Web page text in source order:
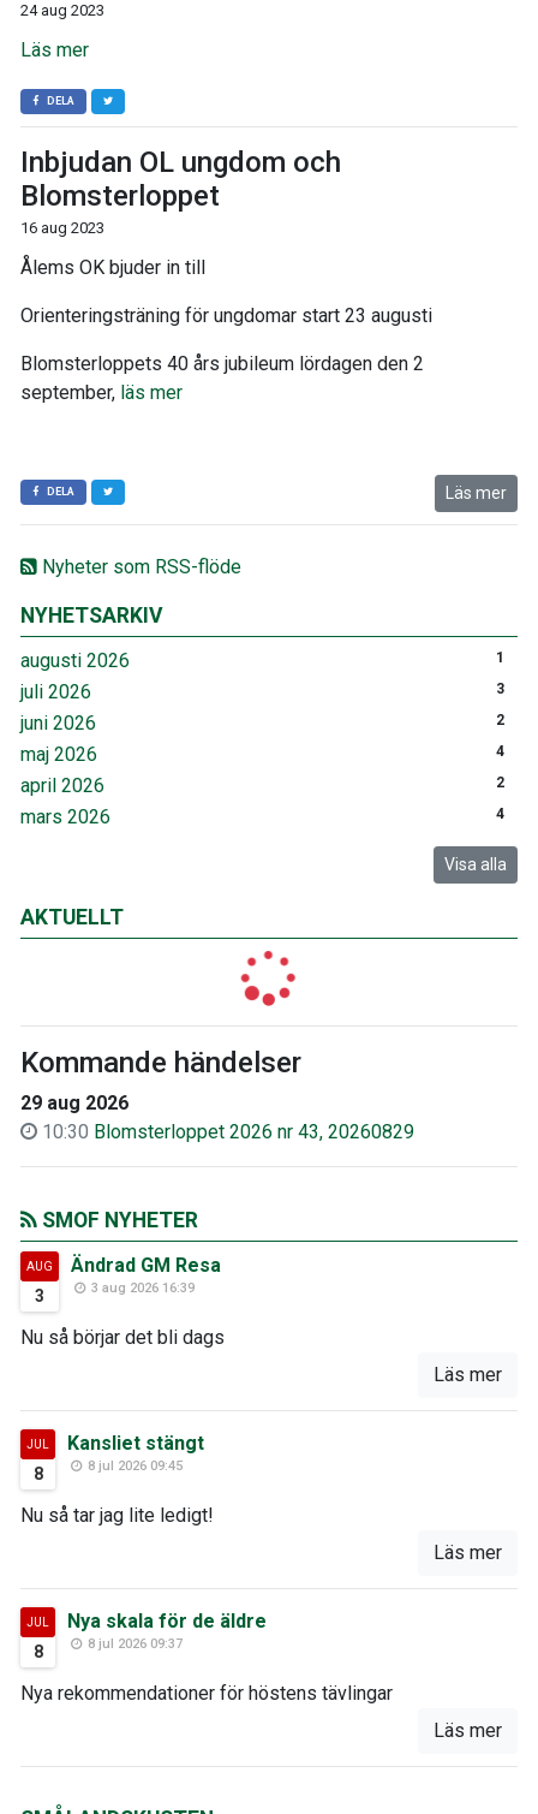
Nyheter som RSS-flöde
NYHETSARKIV
augusti 2026 1
juli 2026 3
juni 2026 2
maj 2026 4
april 2026 2
mars 2026 4
Visa alla
AKTUELLT
Kommande händelser
29 aug 2026
10:30 Blomsterloppet 2026 nr 43, 20260829
SMOF NYHETER
AUG
3
Ändrad GM Resa
3 aug 2026 16:39
Nu så börjar det bli dags
Läs mer
JUL
8
Kansliet stängt
8 jul 2026 09:45
Nu så tar jag lite ledigt!
Läs mer
JUL
8
Nya skala för de äldre
8 jul 2026 09:37
Nya rekommendationer för höstens tävlingar
Läs mer
24 aug 2023
Läs mer
DELA
Inbjudan OL ungdom och
Blomsterloppet
16 aug 2023
Ålems OK bjuder in till
Orienteringsträning för ungdomar start 23 augusti
Blomsterloppets 40 års jubileum lördagen den 2
september, läs mer
DELA Läs mer